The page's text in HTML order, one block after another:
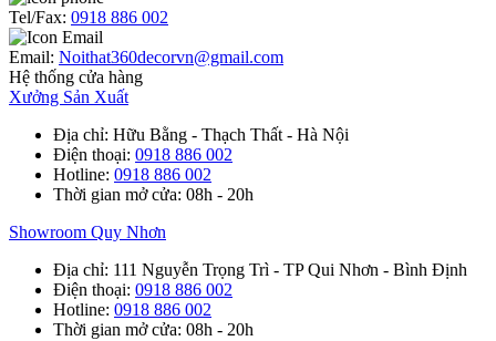
Tel/Fax: 0918 886 002
Email: Noithat360decorvn@gmail.com
Hệ thống cửa hàng
Xưởng Sản Xuất
Địa chỉ: Hữu Bằng - Thạch Thất - Hà Nội
Điện thoại: 0918 886 002
Hotline: 0918 886 002
Thời gian mở cửa: 08h - 20h
Showroom Quy Nhơn
Địa chỉ: 111 Nguyễn Trọng Trì - TP Qui Nhơn - Bình Định
Điện thoại: 0918 886 002
Hotline: 0918 886 002
Thời gian mở cửa: 08h - 20h